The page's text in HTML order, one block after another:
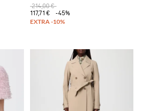
214,00 €
117,71 €
-45%